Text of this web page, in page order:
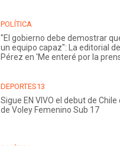
POLÍTICA
"El gobierno debe demostrar
un equipo capaz": La editorial
Pérez en 'Me enteré por la
DEPORTES13
Sigue EN VIVO el debut de Chile
de Voley Femenino Sub 17